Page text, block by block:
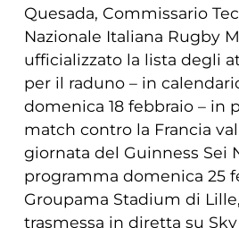
Quesada, Commissario
Nazionale Italiana Rugby
ufficializzato la lista degli
per il raduno – in
domenica 18 febbraio – in
match contro la Francia
giornata del Guinness Sei
programma domenica 25
Groupama Stadium di
trasmessa in diretta su